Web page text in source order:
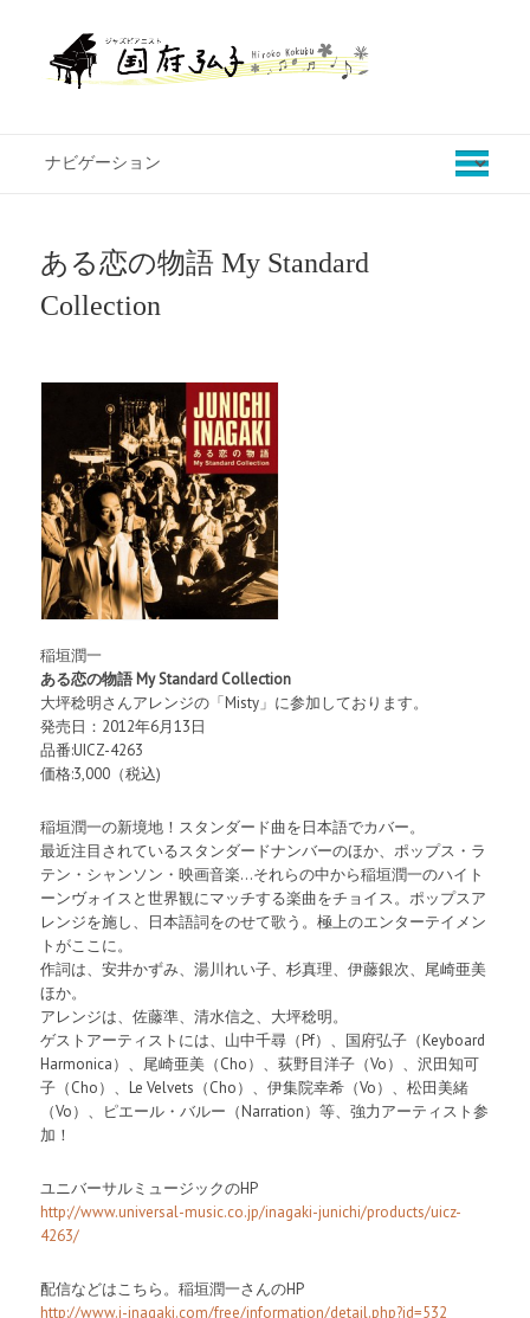
ある恋の物語 My Standard
Collection
稲垣潤一
ある恋の物語 My Standard Collection
大坪稔明さんアレンジの「Misty」に参加しております。
発売日：2012年6月13日
品番:UICZ-4263
価格:3,000（税込)
稲垣潤一の新境地！スタンダード曲を日本語でカバー。
最近注目されているスタンダードナンバーのほか、ポップス・ラ
テン・シャンソン・映画音楽…それらの中から稲垣潤一のハイト
ーンヴォイスと世界観にマッチする楽曲をチョイス。ポップスア
レンジを施し、日本語詞をのせて歌う。極上のエンターテイメン
トがここに。
作詞は、安井かずみ、湯川れい子、杉真理、伊藤銀次、尾崎亜美
ほか。
アレンジは、佐藤準、清水信之、大坪稔明。
ゲストアーティストには、山中千尋（Pf）、国府弘子（Keyboard
Harmonica）、尾崎亜美（Cho）、荻野目洋子（Vo）、沢田知可
子（Cho）、Le Velvets（Cho）、伊集院幸希（Vo）、松田美緒
（Vo）、ピエール・バルー（Narration）等、強力アーティスト参
加！
ユニバーサルミュージックのHP
http://www.universal-music.co.jp/inagaki-junichi/products/uicz-
4263/
配信などはこちら。稲垣潤一さんのHP
http://www.j-inagaki.com/free/information/detail.php?id=532